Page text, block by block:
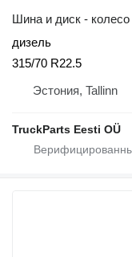
Шина и диск - колесо
дизель
315/70 R22.5
Эстония, Tallinn
TruckParts Eesti OÜ